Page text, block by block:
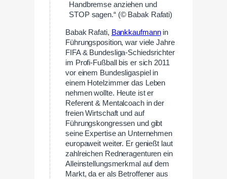
Handbremse anziehen und
STOP sagen.“ (© Babak Rafati)
Babak Rafati, Bankkaufmannin
Führungsposition, war viele Jahre
FIFA & Bundesliga-Schiedsrichter
im Profi-Fußball bis er sich 2011
vor einem Bundesligaspiel in
einem Hotelzimmer das Leben
nehmen wollte. Heute ist er
Referent & Mentalcoach in der
freien Wirtschaft und auf
Führungskongressen und gibt
seine Expertise an Unternehmen
europaweit weiter. Er genießt laut
zahlreichen Redneragenturen ein
Alleinstellungsmerkmal auf dem
Markt, da er als Betroffener aus